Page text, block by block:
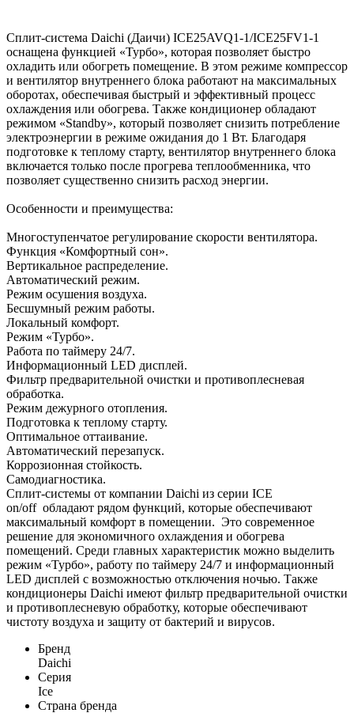
Сплит-система Daichi (Даичи) ICE25AVQ1-1/ICE25FV1-1
оснащена функцией «Турбо», которая позволяет быстро
охладить или обогреть помещение. В этом режиме компрессор
и вентилятор внутреннего блока работают на максимальных
оборотах, обеспечивая быстрый и эффективный процесс
охлаждения или обогрева. Также кондиционер обладают
режимом «Standby», который позволяет снизить потребление
электроэнергии в режиме ожидания до 1 Вт. Благодаря
подготовке к теплому старту, вентилятор внутреннего блока
включается только после прогрева теплообменника, что
позволяет существенно снизить расход энергии.
Особенности и преимущества:
Многоступенчатое регулирование скорости вентилятора.
Функция «Комфортный сон».
Вертикальное распределение.
Автоматический режим.
Режим осушения воздуха.
Бесшумный режим работы.
Локальный комфорт.
Режим «Турбо».
Работа по таймеру 24/7.
Информационный LED дисплей.
Фильтр предварительной очистки и противоплесневая
обработка.
Режим дежурного отопления.
Подготовка к теплому старту.
Оптимальное оттаивание.
Автоматический перезапуск.
Коррозионная стойкость.
Самодиагностика.
Сплит-системы от компании Daichi из серии ICE
on/off обладают рядом функций, которые обеспечивают
максимальный комфорт в помещении. Это современное
решение для экономичного охлаждения и обогрева
помещений. Среди главных характеристик можно выделить
режим «Турбо», работу по таймеру 24/7 и информационный
LED дисплей с возможностью отключения ночью. Также
кондиционеры Daichi имеют фильтр предварительной очистки
и противоплесневую обработку, которые обеспечивают
чистоту воздуха и защиту от бактерий и вирусов.
Бренд
Daichi
Серия
Ice
Страна бренда